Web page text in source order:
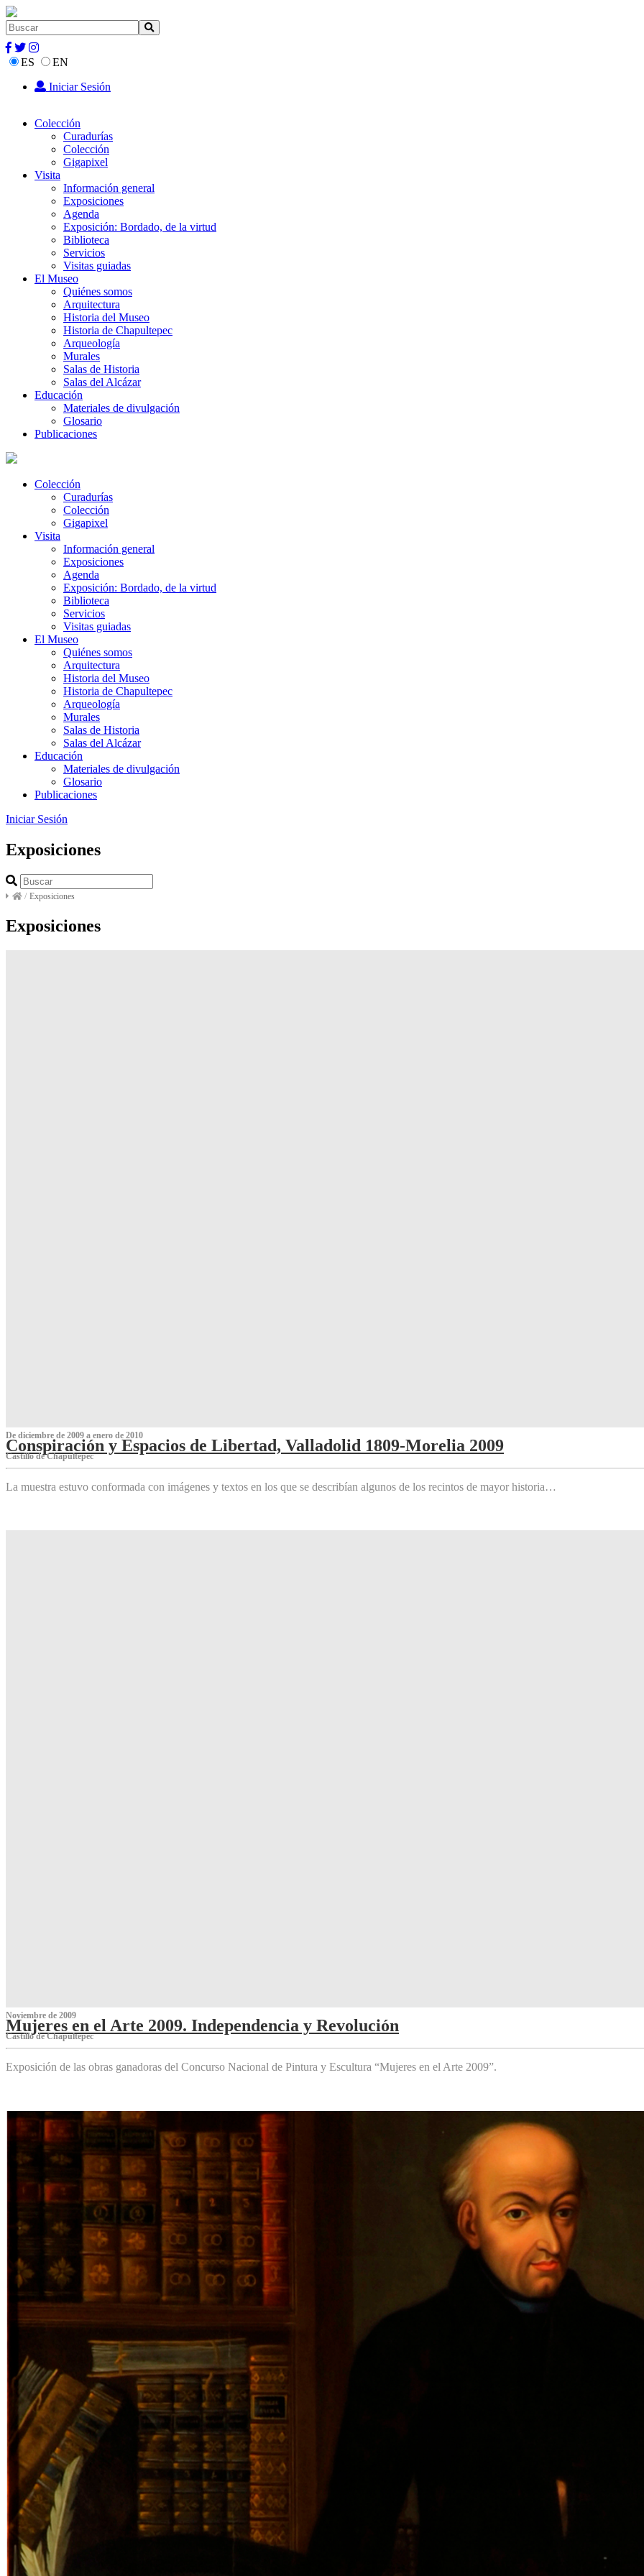
ES
EN
Iniciar Sesión
Colección
Curadurías
Colección
Gigapixel
Visita
Información general
Exposiciones
Agenda
Exposición: Bordado, de la virtud
Biblioteca
Servicios
Visitas guiadas
El Museo
Quiénes somos
Arquitectura
Historia del Museo
Historia de Chapultepec
Arqueología
Murales
Salas de Historia
Salas del Alcázar
Educación
Materiales de divulgación
Glosario
Publicaciones
Colección
Curadurías
Colección
Gigapixel
Visita
Información general
Exposiciones
Agenda
Exposición: Bordado, de la virtud
Biblioteca
Servicios
Visitas guiadas
El Museo
Quiénes somos
Arquitectura
Historia del Museo
Historia de Chapultepec
Arqueología
Murales
Salas de Historia
Salas del Alcázar
Educación
Materiales de divulgación
Glosario
Publicaciones
Iniciar Sesión
Exposiciones
/ Exposiciones
Exposiciones
De diciembre de 2009 a enero de 2010
Conspiración y Espacios de Libertad, Valladolid 1809-Morelia 2009
Castillo de Chapultepec
La muestra estuvo conformada con imágenes y textos en los que se describían algunos de los recintos de mayor historia…
Noviembre de 2009
Mujeres en el Arte 2009. Independencia y Revolución
Castillo de Chapultepec
Exposición de las obras ganadoras del Concurso Nacional de Pintura y Escultura “Mujeres en el Arte 2009”.